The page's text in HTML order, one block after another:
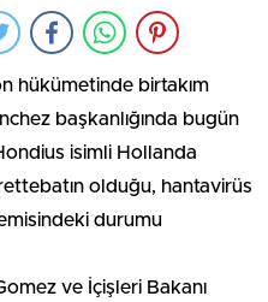
hükümetinde birtakım
başkanlığında bugün
isimli Hollanda
olduğu, hantavirüs
durumu
ve İçişleri Bakanı